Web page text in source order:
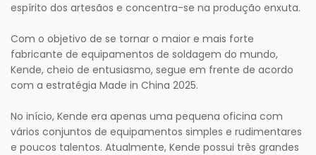
espírito dos artesãos e concentra-se na produção enxuta.
Com o objetivo de se tornar o maior e mais forte
fabricante de equipamentos de soldagem do mundo,
Kende, cheio de entusiasmo, segue em frente de acordo
com a estratégia Made in China 2025.
No início, Kende era apenas uma pequena oficina com
vários conjuntos de equipamentos simples e rudimentares
e poucos talentos. Atualmente, Kende possui três grandes